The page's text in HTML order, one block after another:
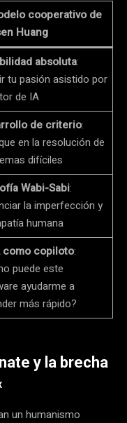
cooperativo de
Huang
absoluta:
tu pasión asistido por
de IA
de criterio:
en la resolución de
difíciles
Wabi-Sabi:
la imperfección y
humana
como copiloto:
puede este
ayudarme a
más rápido?
y la brecha
un humanismo